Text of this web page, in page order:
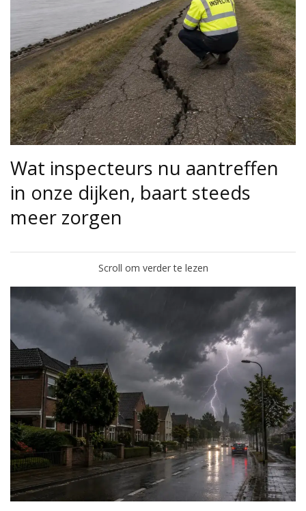
Wat inspecteurs nu aantreffen
in onze dijken, baart steeds
meer zorgen
Scroll om verder te lezen